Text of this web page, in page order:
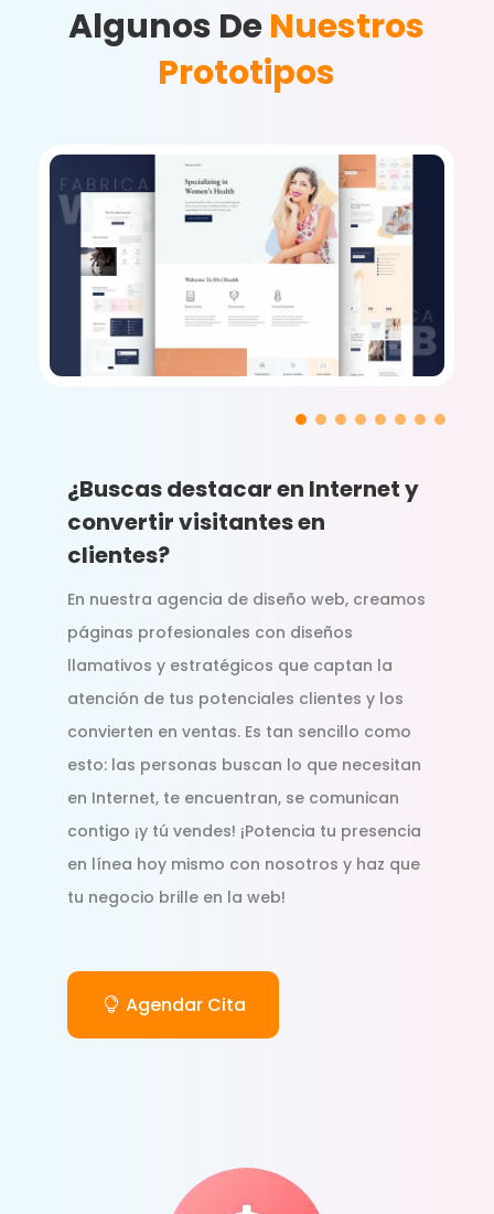
Algunos DeNuestros
Prototipos
¿Buscas destacar en Internet y
convertir visitantes en
clientes?
En nuestra agencia de diseño web, creamos
páginas profesionales con diseños
llamativos y estratégicos que captan la
atención de tus potenciales clientes y los
convierten en ventas. Es tan sencillo como
esto: las personas buscan lo que necesitan
en Internet, te encuentran, se comunican
contigo ¡y tú vendes! ¡Potencia tu presencia
en línea hoy mismo con nosotros y haz que
tu negocio brille en la web!
Agendar Cita